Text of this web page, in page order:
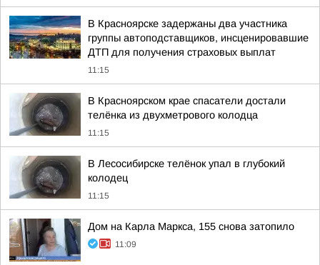
В Красноярске задержаны два участника
группы автоподставщиков, инсценировавшие
ДТП для получения страховых выплат
11:15
В Красноярском крае спасатели достали
телёнка из двухметрового колодца
11:15
В Лесосибирске телёнок упал в глубокий
колодец
11:15
Дом на Карла Маркса, 155 снова затопило
11:09